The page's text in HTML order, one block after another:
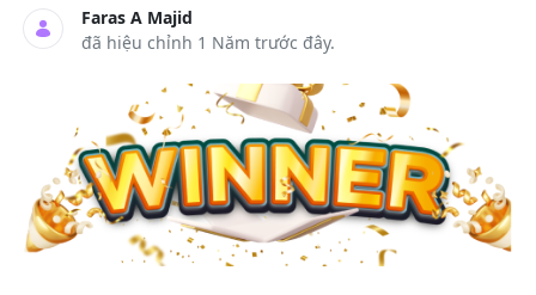
Faras A Majid
đã hiệu chỉnh 1 Năm trước đây.